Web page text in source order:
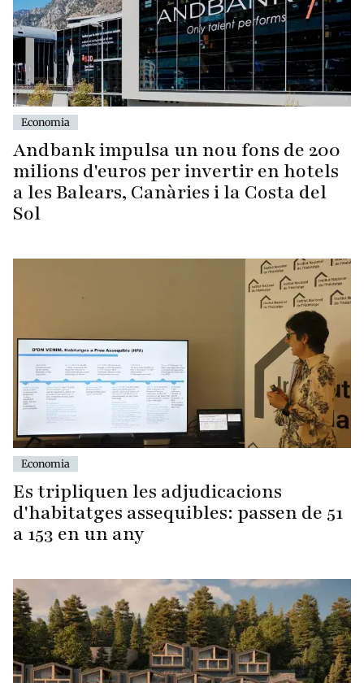
Economia
Andbank impulsa un nou fons de 200
milions d'euros per invertir en hotels
a les Balears, Canàries i la Costa del
Sol
Economia
Es tripliquen les adjudicacions
d'habitatges assequibles: passen de 51
a 153 en un any